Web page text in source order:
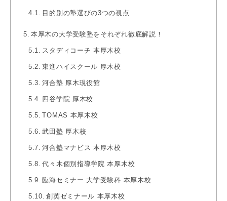
目的別の塾選びの3つの視点
本厚木の大学受験塾をそれぞれ徹底解説！
スタディコーチ 本厚木校
東進ハイスクール 厚木校
河合塾 厚木現役館
四谷学院 厚木校
TOMAS 本厚木校
武田塾 厚木校
河合塾マナビス 本厚木校
代々木個別指導学院 本厚木校
臨海セミナー 大学受験科 本厚木校
創英ゼミナール 本厚木校